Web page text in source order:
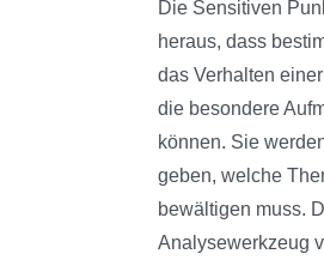
Die Sensitiven
heraus, dass
das Verhalten
die besondere
können. Sie
geben, welche
bewältigen muss.
Analysewerkzeug